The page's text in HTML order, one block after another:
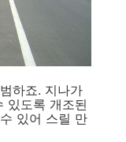
하죠. 지나가
있도록 개조된
있어 스릴 만